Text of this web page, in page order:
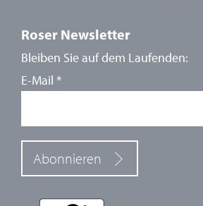
Roser Newsletter
Bleiben Sie auf dem Laufenden:
E-Mail *
Abonnieren